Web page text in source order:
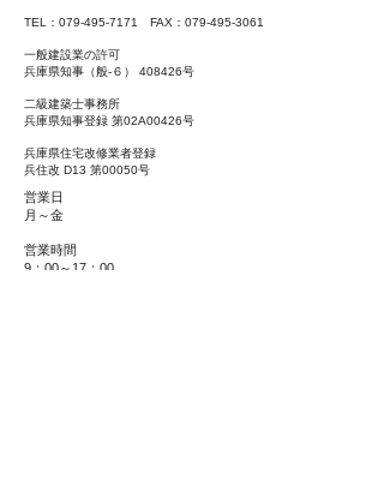
TEL：079-495-7171 FAX：079-495-3061
一般建設業の許可
兵庫県知事（般-６） 408426号
二級建築士事務所
兵庫県知事登録 第02A00426号
兵庫県住宅改修業者登録
​兵住改 D13 第00050号
営業日
月～金
営業時間
9：00～17：00